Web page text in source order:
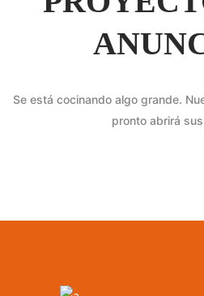
Se está cocinando algo grande.
pronto abrirá